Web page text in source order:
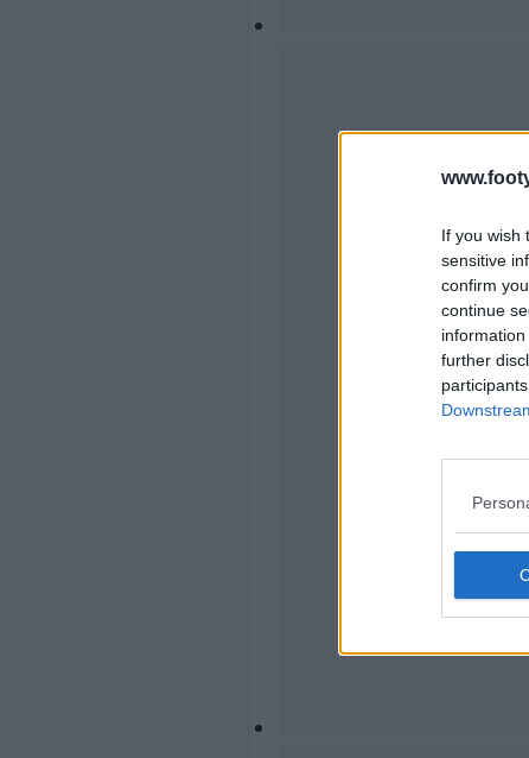
If you wish
sensitive
confirm
continue
further